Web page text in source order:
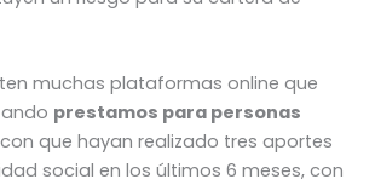
muchas plataformas online que
prestamos para personas
con que hayan realizado tres aportes
social en los últimos 6 meses, con